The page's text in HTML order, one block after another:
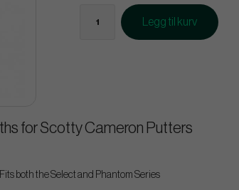
Legg til kurv
for Scotty Cameron Putters
Fits both the Select and Phantom Series